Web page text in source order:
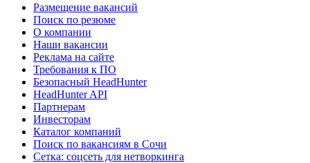
Размещение вакансий
Поиск по резюме
О компании
Наши вакансии
Реклама на сайте
Требования к ПО
Безопасный HeadHunter
HeadHunter API
Партнерам
Инвесторам
Каталог компаний
Поиск по вакансиям в Сочи
Сетка: соцсеть для нетворкинга